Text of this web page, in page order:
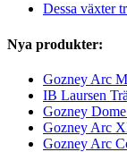
Dessa växter
Nya produkter:
Gozney Arc
IB Laursen
Gozney
Gozney Arc
Gozney Arc